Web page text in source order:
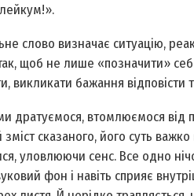
слово визначає ситуацію,
щоб не лише «позначити»
викликати бажання
дратуємося, втомлюємося від
зміст сказаного, його суть
уловлюючи сенс. Все одно
фон і навіть сприяє